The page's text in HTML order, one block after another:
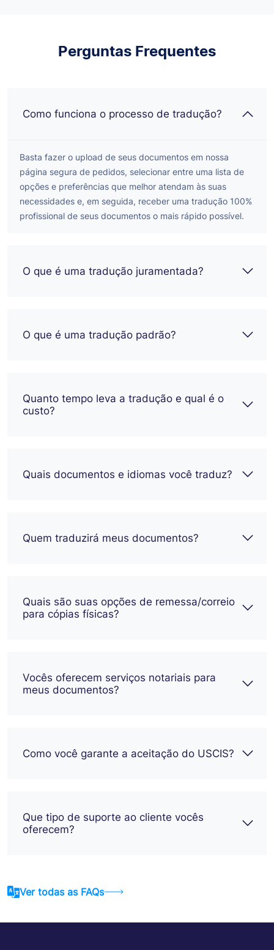
Perguntas Frequentes
Como funciona o processo de tradução?
Basta fazer o upload de seus documentos em nossa
página segura de pedidos, selecionar entre uma lista de
opções e preferências que melhor atendam às suas
necessidades e, em seguida, receber uma tradução 100%
profissional de seus documentos o mais rápido possível.
O que é uma tradução juramentada?
O que é uma tradução padrão?
Quanto tempo leva a tradução e qual é o
custo?
Quais documentos e idiomas você traduz?
Quem traduzirá meus documentos?
Quais são suas opções de remessa/correio
para cópias físicas?
Vocês oferecem serviços notariais para
meus documentos?
Como você garante a aceitação do USCIS?
Que tipo de suporte ao cliente vocês
oferecem?
Ver todas as FAQs